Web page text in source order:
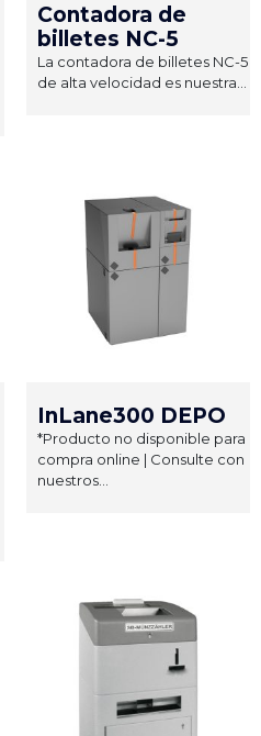
Contadora de
billetes NC-5
La contadora de billetes NC-5
de alta velocidad es nuestra...
InLane300 DEPO
*Producto no disponible para
compra online | Consulte con
nuestros...